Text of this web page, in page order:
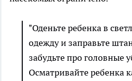
"Оденьте ребенка в
одежду и заправьте
забудьте про головные
Осматривайте ребенка